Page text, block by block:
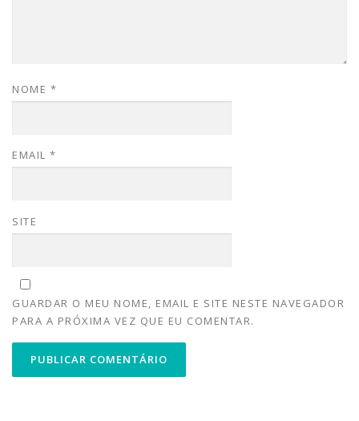
NOME *
EMAIL *
SITE
GUARDAR O MEU NOME, EMAIL E SITE NESTE NAVEGADOR
PARA A PRÓXIMA VEZ QUE EU COMENTAR.